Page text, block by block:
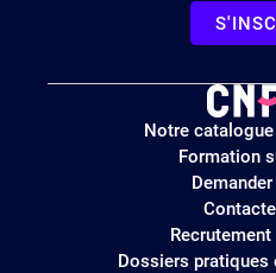
Notre
Formation
Dossiers